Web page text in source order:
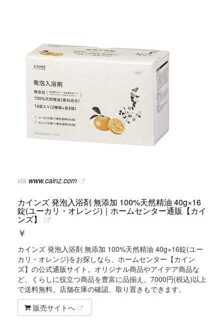
via www.cainz.com
カインズ 発泡入浴剤 無添加 100%天然精油 40g×16
錠(ユーカリ・オレンジ)｜ホームセンター通販【カイ
ンズ】
￥
カインズ 発泡入浴剤 無添加 100%天然精油 40g×16錠(ユー
カリ・オレンジ)をお探しなら、ホームセンター【カイン
ズ】の公式通販サイト。オリジナル商品やアイデア商品な
ど、くらしに役立つ商品を豊富に品揃え。7000円(税込)以上
で送料無料。店舗在庫の確認、取り置きもできます。
販売サイトへ